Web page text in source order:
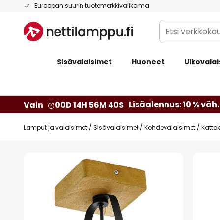
Euroopan suurin tuotemerkkivalikoima
Skip
Content
Etsi
verkkokaupan
Sisävalaisimet Huoneet
Vain 00D 14H 56M 39S Lisäalennus: 10 %
Lamput ja valaisimet Sisävalaisimet Kohdevalaisimet